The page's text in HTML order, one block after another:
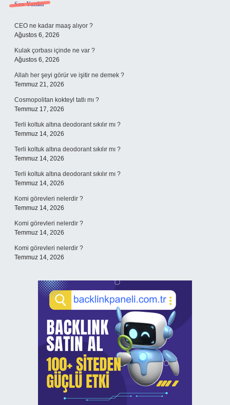
Sidebar
Son Yazılar
CEO ne kadar maaş alıyor ?
Ağustos 6, 2026
Kulak çorbası içinde ne var ?
Ağustos 6, 2026
Allah her şeyi görür ve işitir ne demek ?
Temmuz 21, 2026
Cosmopolitan kokteyl tatlı mı ?
Temmuz 17, 2026
Terli koltuk altına deodorant sıkılır mı ?
Temmuz 14, 2026
Terli koltuk altına deodorant sıkılır mı ?
Temmuz 14, 2026
Terli koltuk altına deodorant sıkılır mı ?
Temmuz 14, 2026
Komi görevleri nelerdir ?
Temmuz 14, 2026
Komi görevleri nelerdir ?
Temmuz 14, 2026
Komi görevleri nelerdir ?
Temmuz 14, 2026